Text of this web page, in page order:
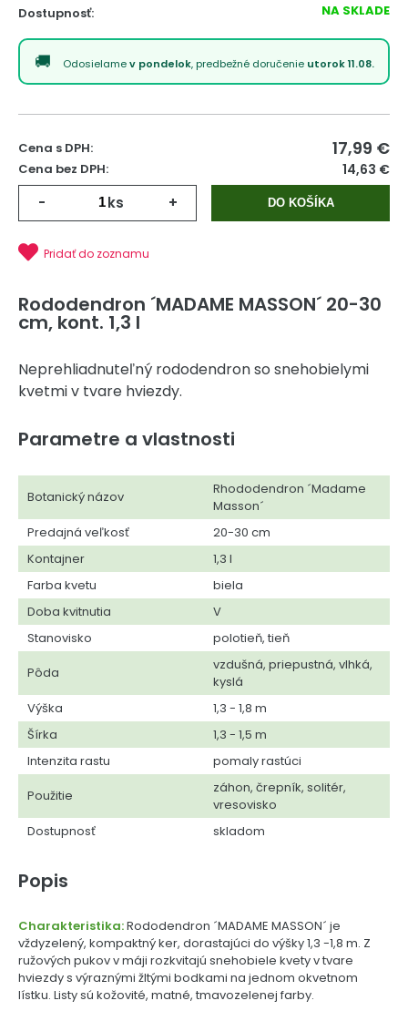
Dostupnosť:
NA SKLADE
Odosielamev pondelok, predbežné doručenie utorok 11.08.
Cena s DPH: 17,99 €
Cena bez DPH: 14,63 €
- ks + DO KOŠÍKA
Pridať do zoznamu
Rododendron ´MADAME MASSON´ 20-30
cm, kont. 1,3 l
Neprehliadnuteľný rododendron so snehobielymi
kvetmi v tvare hviezdy.
Parametre a vlastnosti
Botanický názov
Rhododendron ´Madame
Masson´
Predajná veľkosť
20-30 cm
Kontajner
1,3 l
Farba kvetu
biela
Doba kvitnutia
V
Stanovisko
polotieň, tieň
Pôda
vzdušná, priepustná, vlhká,
kyslá
Výška
1,3 - 1,8 m
Šírka
1,3 - 1,5 m
Intenzita rastu
pomaly rastúci
Použitie
záhon, črepník, solitér,
vresovisko
Dostupnosť
skladom
Popis
Charakteristika:Rododendron ´MADAME MASSON´ je
vždyzelený, kompaktný ker, dorastajúci do výšky 1,3 -1,8 m. Z
ružových pukov v máji rozkvitajú snehobiele kvety v tvare
hviezdy s výraznými žltými bodkami na jednom okvetnom
lístku. Listy sú kožovité, matné, tmavozelenej farby.